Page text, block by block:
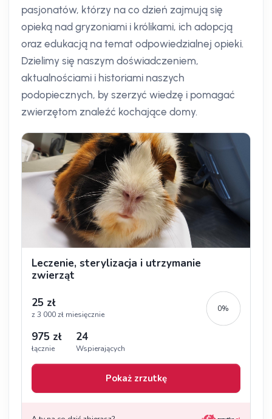
pasjonatów, którzy na co dzień zajmują się
opieką nad gryzoniami i królikami, ich adopcją
oraz edukacją na temat odpowiedzialnej opieki.
Dzielimy się naszym doświadczeniem,
aktualnościami i historiami naszych
podopiecznych, by szerzyć wiedzę i pomagać
zwierzętom znaleźć kochające domy.